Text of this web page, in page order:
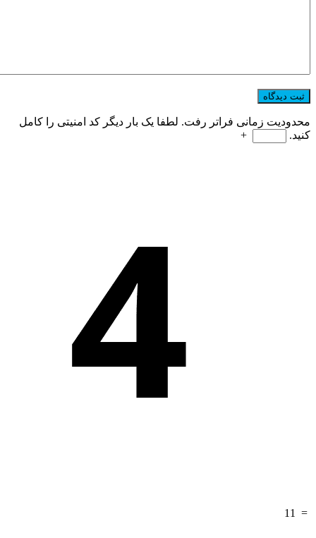
محدودیت زمانی فراتر رفت. لطفا یک بار دیگر کد امنیتی را کامل
کنید.
+
=
11